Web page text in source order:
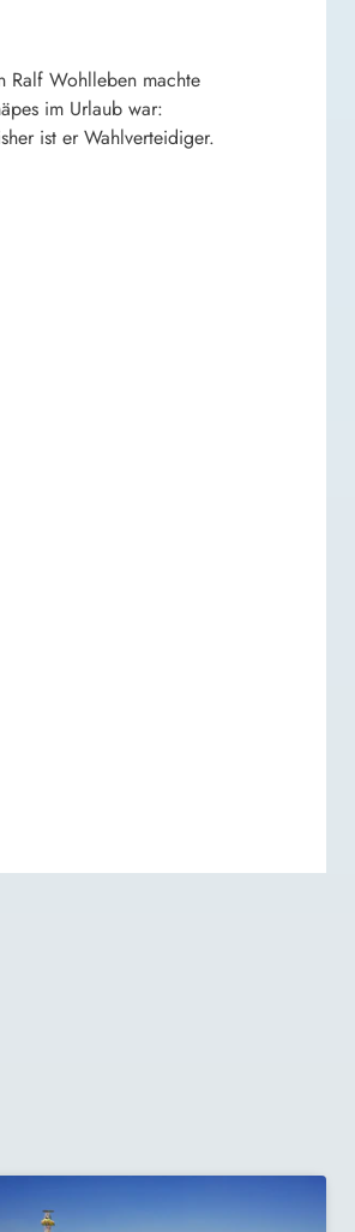
Ralf Wohlleben machte
im Urlaub war:
ist er Wahlverteidiger.